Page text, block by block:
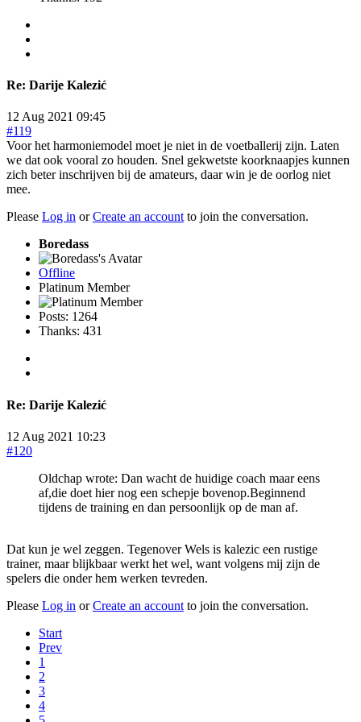
Re: Darije Kalezić
12 Aug 2021 09:45
#119
Voor het harmoniemodel moet je niet in de voetballerij zijn. Laten
we dat ook vooral zo houden. Snel gekwetste koorknaapjes kunnen
zich beter inschrijven bij de amateurs, daar win je de oorlog niet
mee.
Please Log in orCreate an account to join the conversation.
Boredass
Offline
Platinum Member
Posts: 1264
Thanks: 431
Re: Darije Kalezić
12 Aug 2021 10:23
#120
Oldchap wrote: Dan wacht de huidige coach maar eens
af,die doet hier nog een schepje bovenop.Beginnend
tijdens de training en dan persoonlijk op de man af.
Dat kun je wel zeggen. Tegenover Wels is kalezic een rustige
trainer, maar blijkbaar werkt het wel, want volgens mij zijn de
spelers die onder hem werken tevreden.
Please Log in orCreate an account to join the conversation.
Start
Prev
1
2
3
4